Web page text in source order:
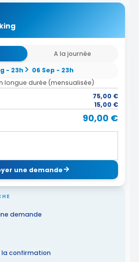
A la journée
- 23h
06 Sep - 23h
longue durée (mensualisée)
75,00 €
15,00 €
90,00 €
une demande
demande
confirmation